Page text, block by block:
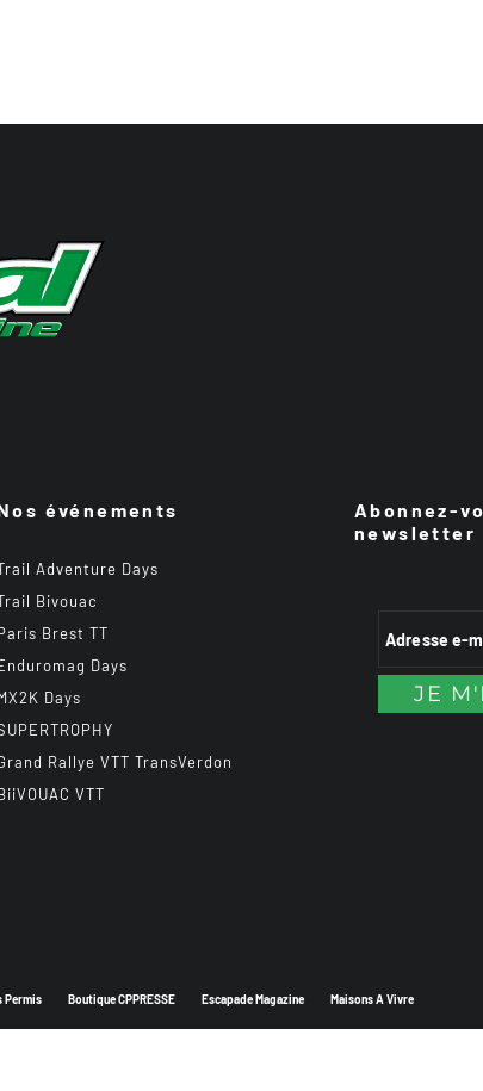
événements
Adventure Days
Bivouac
Brest TT
Days
Days
Rallye VTT TransVerdon
VTT
Abonnez-
newsletter
Permis Boutique CPPRESSE Escapade Magazine Maisons A Vivre